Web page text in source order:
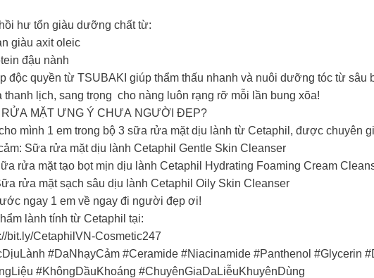
hư tổn giàu dưỡng chất từ:​
giàu axit oleic​
đậu nành
độc quyền từ TSUBAKI giúp thẩm thấu nhanh và nuôi dưỡng tóc từ sâu
lịch, sang trọng cho nàng luôn rạng rỡ mỗi lần bung xõa!​
MẶT ƯNG Ý CHƯA NGƯỜI ĐẸP?
mình 1 em trong bộ 3 sữa rửa mặt dịu lành từ Cetaphil, được chuyên
Sữa rửa mặt dịu lành Cetaphil Gentle Skin Cleanser
rửa mặt tạo bọt mịn dịu lành Cetaphil Hydrating Foaming Cream
rửa mặt sạch sâu dịu lành Cetaphil Oily Skin Cleanser
ngay 1 em về ngay đi người đẹp ơi!
lành tính từ Cetaphil tại:
bit.ly/CetaphilVN-Cosmetic247
#DaNhạyCảm #Ceramide #Niacinamide #Panthenol #Glycerin
#KhôngDầuKhoáng #ChuyênGiaDaLiễuKhuyênDùng